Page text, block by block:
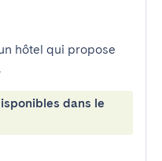
hôtel qui propose
dans le